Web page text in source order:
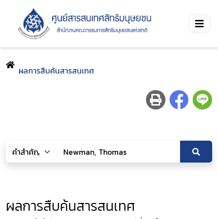
ผลการสืบค้นสารสนเทศ
ผลการสืบค้นสารสนเทศ